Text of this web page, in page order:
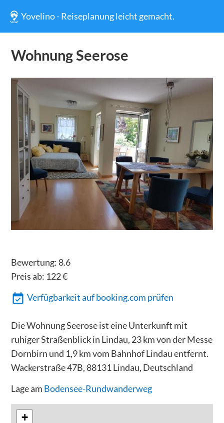
Yovelino - Reiseplanung leicht gemacht.
Wohnung Seerose
Bewertung: 8.6
Preis ab: 122€
Verfügbarkeit auf booking.com prüfen
Die Wohnung Seerose ist eine Unterkunft mit
ruhiger Straßenblick in Lindau, 23 km von der Messe
Dornbirn und 1,9 km vom Bahnhof Lindau entfernt.
Wackerstraße 47B, 88131 Lindau, Deutschland
Lage am Bodensee-Rundwanderweg
+